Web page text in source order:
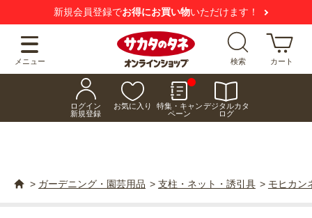
新規会員登録でお得にお買い物いただけます！
メニュー 検索 カート
ログイン
新規登録
お気に入り
特集・キャン
ペーン
デジタルカタ
ログ
> ガーデニング・園芸用品 > 支柱・ネット・誘引具 > モヒカン